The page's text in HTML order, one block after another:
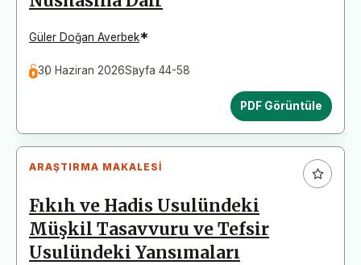
Güler Doğan Averbek*
30 Haziran 2026Sayfa 44-58
PDF Görüntüle
ARAŞTIRMA MAKALESI
Fıkıh ve Hadis Usulündeki
Müşkil Tasavvuru ve Tefsir
Usulündeki Yansımaları